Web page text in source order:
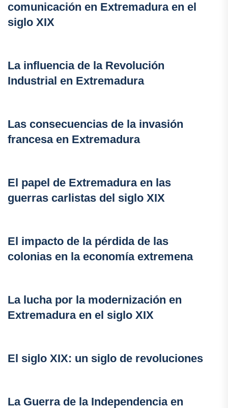
comunicación en Extremadura en el
siglo XIX
La influencia de la Revolución
Industrial en Extremadura
Las consecuencias de la invasión
francesa en Extremadura
El papel de Extremadura en las
guerras carlistas del siglo XIX
El impacto de la pérdida de las
colonias en la economía extremena
La lucha por la modernización en
Extremadura en el siglo XIX
El siglo XIX: un siglo de revoluciones
La Guerra de la Independencia en